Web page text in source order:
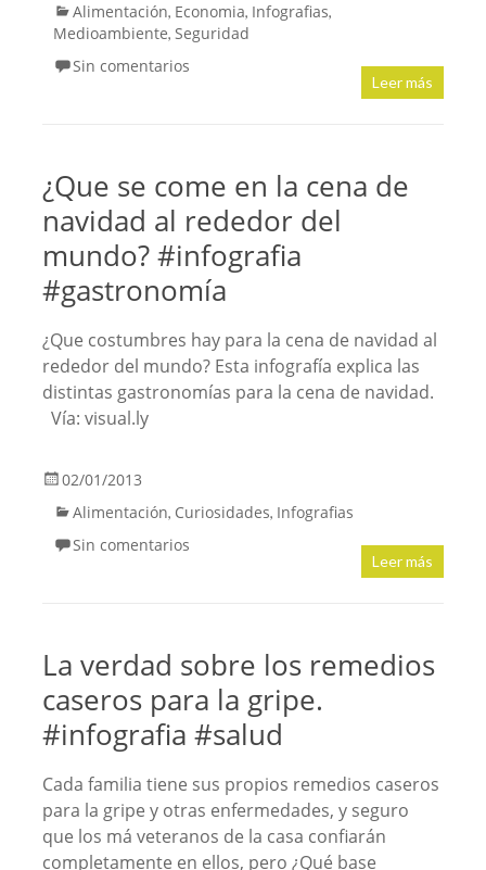
Alimentación, Economia, Infografias,
Medioambiente, Seguridad
Sin comentarios
Leer más
¿Que se come en la cena de
navidad al rededor del
mundo? #infografia
#gastronomía
¿Que costumbres hay para la cena de navidad al
rededor del mundo? Esta infografía explica las
distintas gastronomías para la cena de navidad.
Vía: visual.ly
02/01/2013
Alimentación, Curiosidades, Infografias
Sin comentarios
Leer más
La verdad sobre los remedios
caseros para la gripe.
#infografia #salud
Cada familia tiene sus propios remedios caseros
para la gripe y otras enfermedades, y seguro
que los má veteranos de la casa confiarán
completamente en ellos, pero ¿Qué base